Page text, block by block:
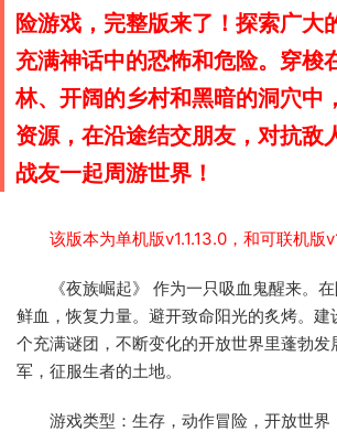
险游戏，完整版来了！探索广大
充满神话中的恐怖和危险。穿梭
林、开阔的乡村和黑暗的洞穴中
资源，在沿途结交朋友，对抗敌
战友一起周游世界！
该版本为单机版v1.1.13.0，和可联机版
《夜族崛起》 作为一只吸血鬼醒来。
鲜血，恢复力量。避开致命阳光的炙烤。建
个充满谜团，不断变化的开放世界里蓬勃发
军，征服生者的土地。
游戏类型：生存，动作冒险，开放世界